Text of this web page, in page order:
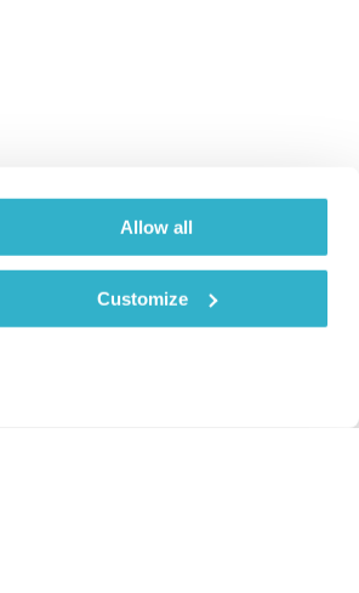
Allow all
Customize